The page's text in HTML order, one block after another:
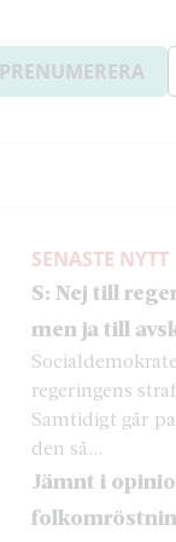
PRENUMERERA
SENASTE NYTT
S: Nej till
men ja till
regeringens
Samtidigt går
den så...
Jämnt i